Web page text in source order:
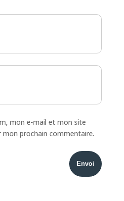
mon e-mail et mon site
prochain commentaire.
Envoi